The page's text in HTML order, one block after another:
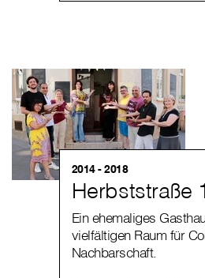
2014 - 2018
Herbststraße
Ein ehemaliges
vielfältigen Raum für
Nachbarschaft.